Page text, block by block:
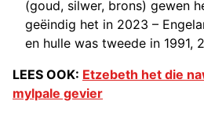
(goud, silwer, brons) gewen
geëindig het in 2023 –
en hulle was tweede in 1991,
LEES OOK: Etzebeth het die
mylpale gevier